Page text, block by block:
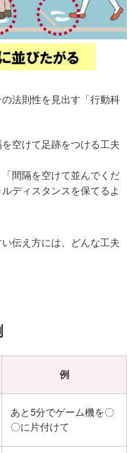
法則性を見出す「行動科
空けて足跡をつける工夫
間隔を空けて並んでくだ
ディスタンスを保てるよ
伝え方には、どんな工夫
例
あと5分でゲーム機を〇
〇に片付けて